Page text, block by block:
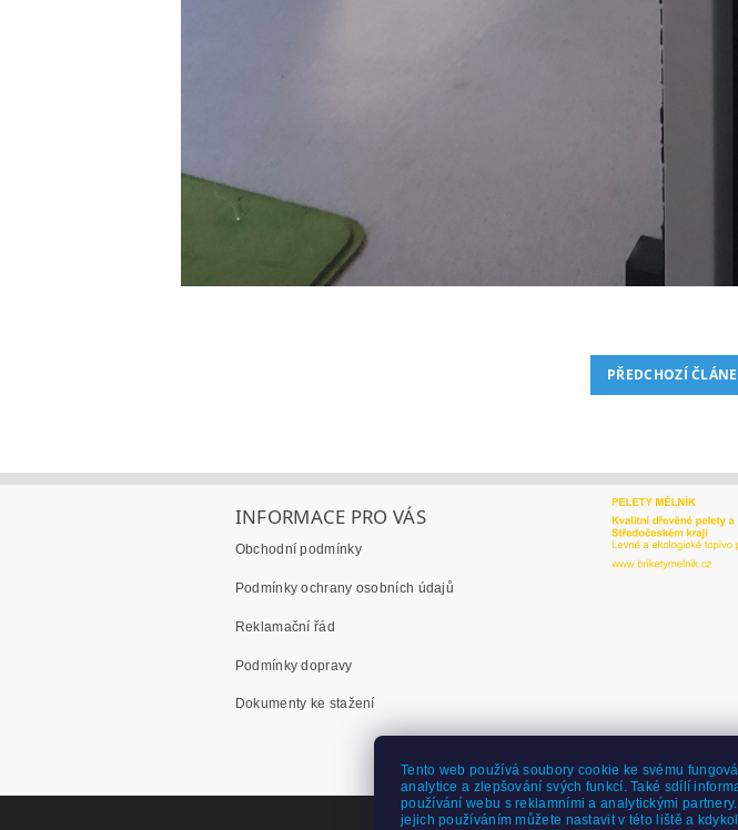
PŘEDCHOZÍ
INFORMACE PRO VÁS
Obchodní podmínky
Podmínky ochrany osobních údajů
Reklamační řád
Podmínky dopravy
Dokumenty ke stažení
Dřevěné
Tento web používá soubory cookie ke svému
analytice a zlepšování svých funkcí. Také sdílí
používání webu s reklamními a analytickými
jejich používáním můžete nastavit v této liště a